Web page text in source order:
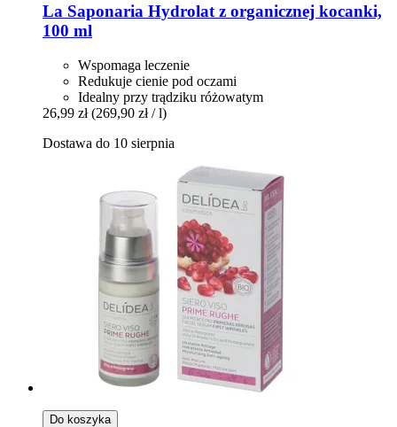
La Saponaria Hydrolat z organicznej kocanki,
100 ml
Wspomaga leczenie
Redukuje cienie pod oczami
Idealny przy trądziku różowatym
26,99 zł (269,90 zł / l)
Dostawa do 10 sierpnia
Do koszyka